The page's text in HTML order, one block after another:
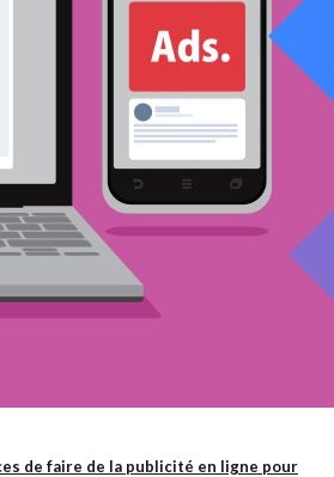
de faire de la publicité en ligne pour